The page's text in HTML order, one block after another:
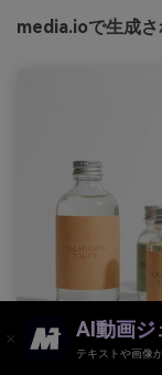
media.ioで生成さ
AI動画ジ
テキストや画像